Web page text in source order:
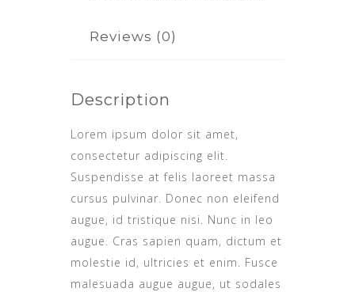
Reviews (0)
Description
Lorem ipsum dolor sit amet,
consectetur adipiscing elit.
Suspendisse at felis laoreet massa
cursus pulvinar. Donec non eleifend
augue, id tristique nisi. Nunc in leo
augue. Cras sapien quam, dictum et
molestie id, ultricies et enim. Fusce
malesuada augue augue, ut sodales